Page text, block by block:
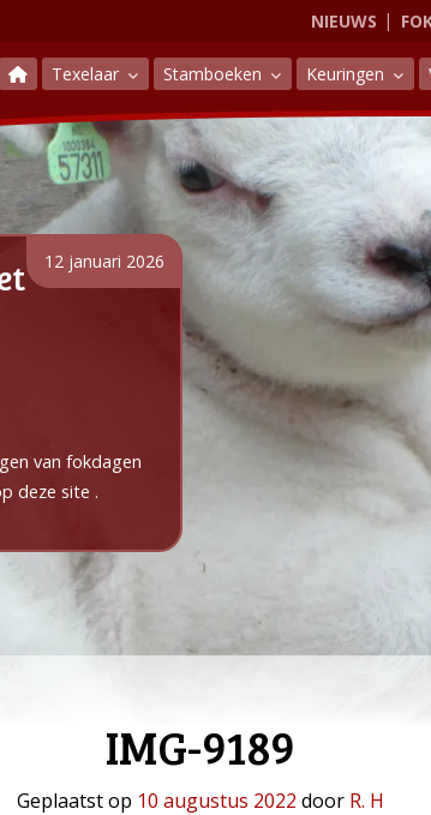
NIEUWS
Texelaar Stamboeken Keuringen
12 januari 2026
van fokdagen
deze site .
IMG-9189
Geplaatst op 10 augustus 2022 door R. H